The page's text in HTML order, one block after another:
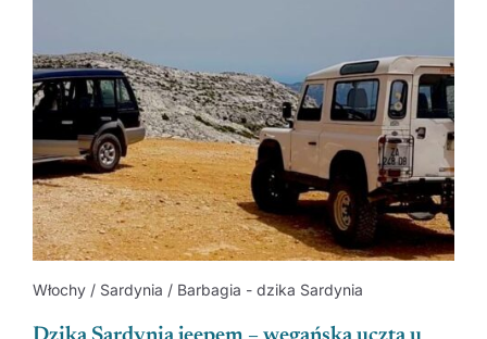
Włochy / Sardynia / Barbagia - dzika Sardynia